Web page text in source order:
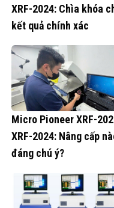
XRF-2024: Chìa khóa
kết quả chính xác
Micro Pioneer XRF-
XRF-2024: Nâng cấp
đáng chú ý?